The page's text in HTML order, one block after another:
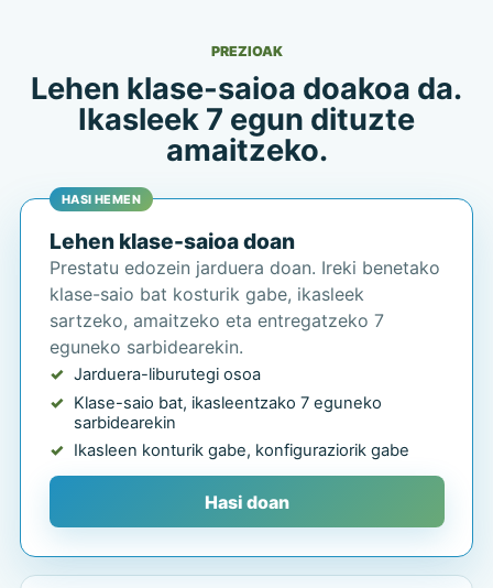
PREZIOAK
Lehen klase-saioa doakoa da.
Ikasleek 7 egun dituzte
amaitzeko.
HASI HEMEN
Lehen klase-saioa doan
Prestatu edozein jarduera doan. Ireki benetako
klase-saio bat kosturik gabe, ikasleek
sartzeko, amaitzeko eta entregatzeko 7
eguneko sarbidearekin.
Jarduera-liburutegi osoa
Klase-saio bat, ikasleentzako 7 eguneko
sarbidearekin
Ikasleen konturik gabe, konfiguraziorik gabe
Hasi doan